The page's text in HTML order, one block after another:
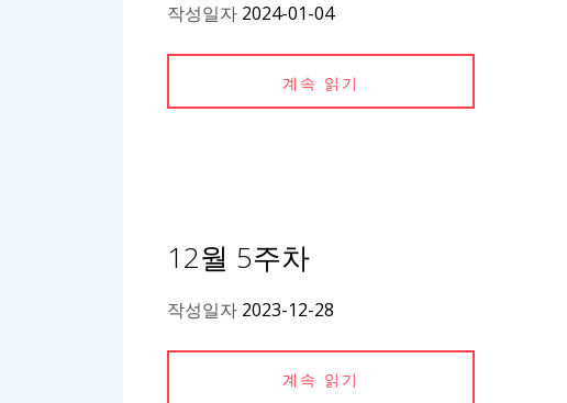
작성일자 2024-01-04
계속 읽기
12월 5주차
작성일자 2023-12-28
계속 읽기